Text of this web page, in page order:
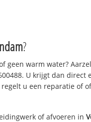
?
geen warm water?
U krijgt dan direct
u een reparatie of
of afvoeren in